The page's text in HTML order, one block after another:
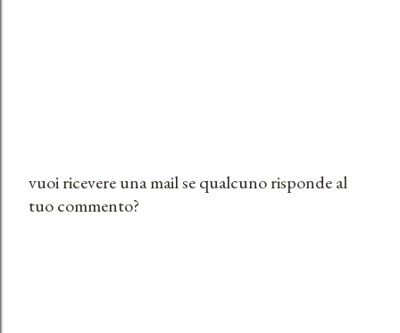
P
vuoi ricevere una mail se qualcuno risponde al
tuo commento?